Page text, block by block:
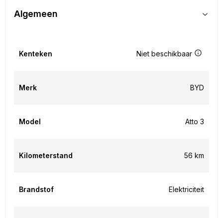
Algemeen
Kenteken Niet beschikbaar
Merk BYD
Model Atto 3
Kilometerstand 56 km
Brandstof Elektriciteit